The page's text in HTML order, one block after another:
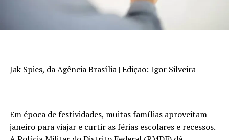
Jak Spies, da Agência Brasília | Edição: Igor Silveira
Em época de festividades, muitas famílias aproveitam
janeiro para viajar e curtir as férias escolares e recessos.